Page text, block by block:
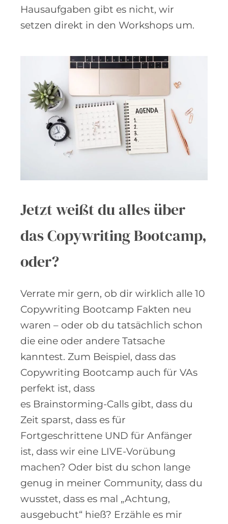
Hausaufgaben gibt es nicht, wir
setzen direkt in den Workshops um.
Jetzt weißt du alles über
das Copywriting Bootcamp,
oder?
Verrate mir gern, ob dir wirklich alle 10
Copywriting Bootcamp Fakten neu
waren – oder ob du tatsächlich schon
die eine oder andere Tatsache
kanntest. Zum Beispiel, dass das
Copywriting Bootcamp auch für VAs
perfekt ist, dass
es Brainstorming-Calls gibt, dass du
Zeit sparst, dass es für
Fortgeschrittene UND für Anfänger
ist, dass wir eine LIVE-Vorübung
machen? Oder bist du schon lange
genug in meiner Community, dass du
wusstet, dass es mal „Achtung,
ausgebucht“ hieß? Erzähle es mir